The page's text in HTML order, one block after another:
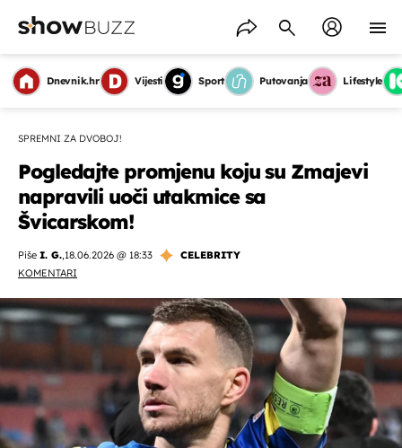
Dnevnik.hr Vijesti Sport Putovanja Lifestyle
SPREMNI ZA DVOBOJ!
Pogledajte promjenu koju su Zmajevi
napravili uoči utakmice sa
Švicarskom!
Piše I. G.,18.06.2026 @ 18:33
CELEBRITY
KOMENTARI
OMOGUĆI OBAVIJESTI